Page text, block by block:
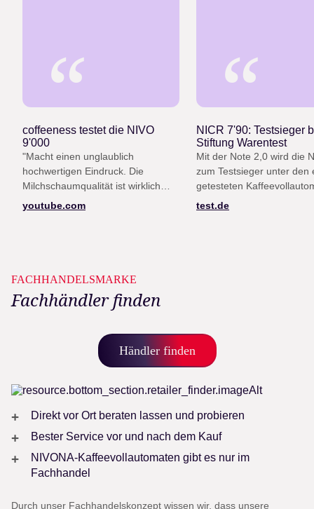
“
coffeeness testet die NIVO
9'000
"Macht einen unglaublich
hochwertigen Eindruck. Die
Milchschaumqualität ist wirklich
gut, die Lautstärke ist niedrig, das
youtube.com
“
NICR 7'90: Testsieger
Stiftung Warentest
Mit der Note 2,0 wird die
zum Testsieger unter den
getesteten
(Heft 12/25)
test.de
FACHHANDELSMARKE
Fachhändler finden
Händler finden
Direkt vor Ort beraten lassen und probieren
Bester Service vor und nach dem Kauf
NIVONA-Kaffeevollautomaten gibt es nur im
Fachhandel
Durch unser Fachhandelskonzept wissen wir, dass unsere